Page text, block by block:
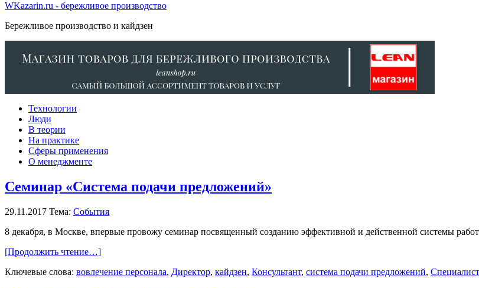
WKazarin.ru - бережливое производство
Бережливое производство и кайдзен
Технологии
Люди
В теории
На практике
Сферы применения
О менеджменте
Семинар «Система подачи предложений»
29.11.2017 Тема: События
8 декабря, в Москве, впервые провожу семинар посвященный созданию эффективной и действенной системы
[Продолжить чтение…]
Ключевые слова: вовлечение персонала, Директор, кайдзен, Консультант, система подачи предложений, Специалист